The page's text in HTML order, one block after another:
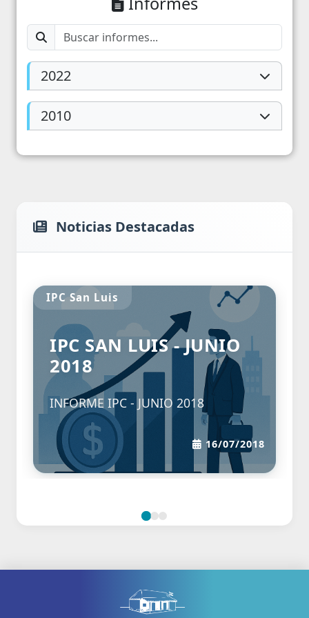
2022
2010
Noticias Destacadas
IPC San Luis
IPC SAN LUIS - JUNIO
2018
INFORME IPC - JUNIO 2018
16/07/2018